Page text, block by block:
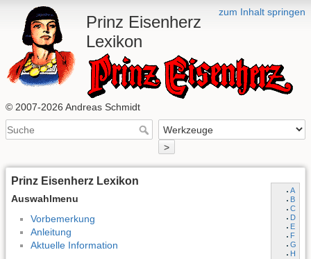
zum Inhalt springen
Prinz Eisenherz
Lexikon
© 2007-2026 Andreas Schmidt
>
Prinz Eisenherz Lexikon
Auswahlmenu
A
B
C
D
E
F
G
H
Vorbemerkung
Anleitung
Aktuelle Information